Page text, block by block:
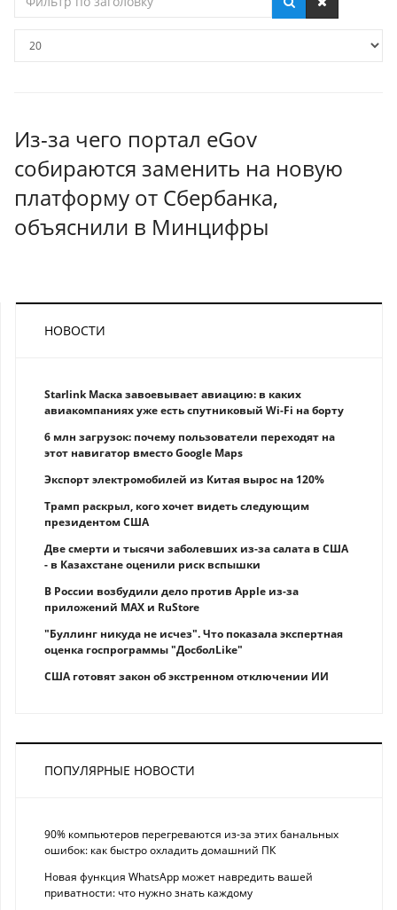
по
Из-за чего портал eGov
собираются заменить на новую
платформу от Сбербанка,
объяснили в Минцифры
НОВОСТИ
Starlink Маска завоевывает авиацию: в каких
авиакомпаниях уже есть спутниковый Wi-Fi на борту
6 млн загрузок: почему пользователи переходят на
этот навигатор вместо Google Maps
Экспорт электромобилей из Китая вырос на 120%
Трамп раскрыл, кого хочет видеть следующим
президентом США
Две смерти и тысячи заболевших из-за салата в США
- в Казахстане оценили риск вспышки
В России возбудили дело против Apple из-за
приложений MAX и RuStore
"Буллинг никуда не исчез". Что показала экспертная
оценка госпрограммы "ДосболLike"
США готовят закон об экстренном отключении ИИ
ПОПУЛЯРНЫЕ НОВОСТИ
90% компьютеров перегреваются из-за этих банальных
ошибок: как быстро охладить домашний ПК
Новая функция WhatsApp может навредить вашей
приватности: что нужно знать каждому